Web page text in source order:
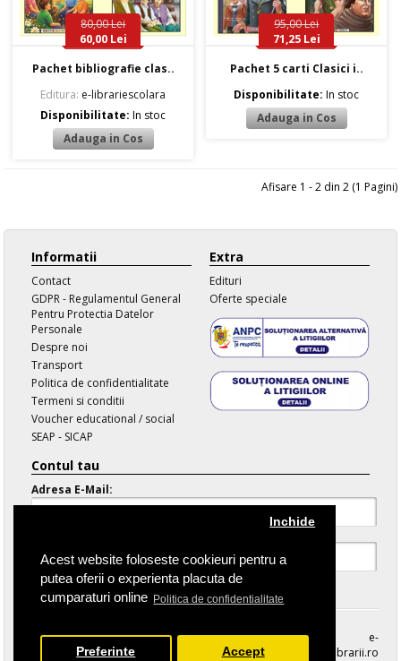
Acest website foloseste cookieuri pentru a
putea oferii o experienta placuta de
cumparaturi online Politica de confidentialitate
Inchide
Preferinte Accept
80,00 Lei
60,00 Lei
Pachet bibliografie clas..
Editura: e-librariescolara
Disponibilitate:In stoc
95,00 Lei
71,25 Lei
Pachet 5 carti Clasici i..
Disponibilitate:In stoc
Afisare 1 - 2 din 2 (1 Pagini)
Informatii
Contact
GDPR - Regulamentul General
Pentru Protectia Datelor
Personale
Despre noi
Transport
Politica de confidentialitate
Termeni si conditii
Voucher educational / social
SEAP - SICAP
Extra
Edituri
Oferte speciale
Contul tau
Adresa E-Mail:
Parola Uitata
e-
librarii.ro